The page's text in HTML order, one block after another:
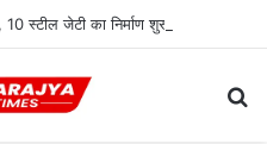
स्टील जेटी का निर्माण शुरू